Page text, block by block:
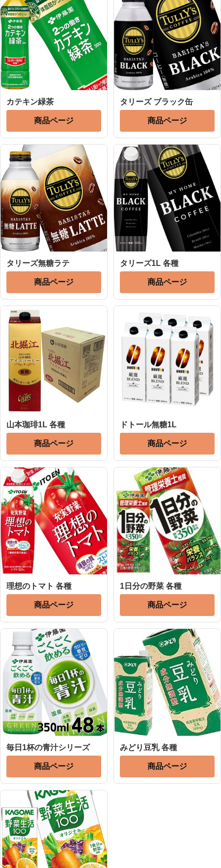
カテキン緑茶
商品ページ
タリーズ ブラック缶
商品ページ
タリーズ無糖ラテ
商品ページ
タリーズ1L 各種
商品ページ
山本珈琲1L 各種
商品ページ
ドトール無糖1L
商品ページ
理想のトマト 各種
商品ページ
1日分の野菜 各種
商品ページ
毎日1杯の青汁シリーズ
商品ページ
みどり豆乳 各種
商品ページ